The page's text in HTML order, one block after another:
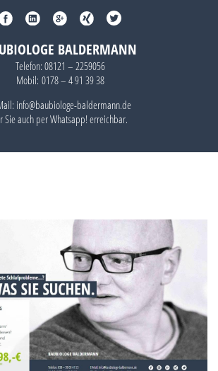
BALDERMANN
Telefon: 08121 – 2259056
Mobil: 0178 – 4 91 39 38
info@baubiologe-baldermann.de
Sie auch perWhatsapp!erreichbar.